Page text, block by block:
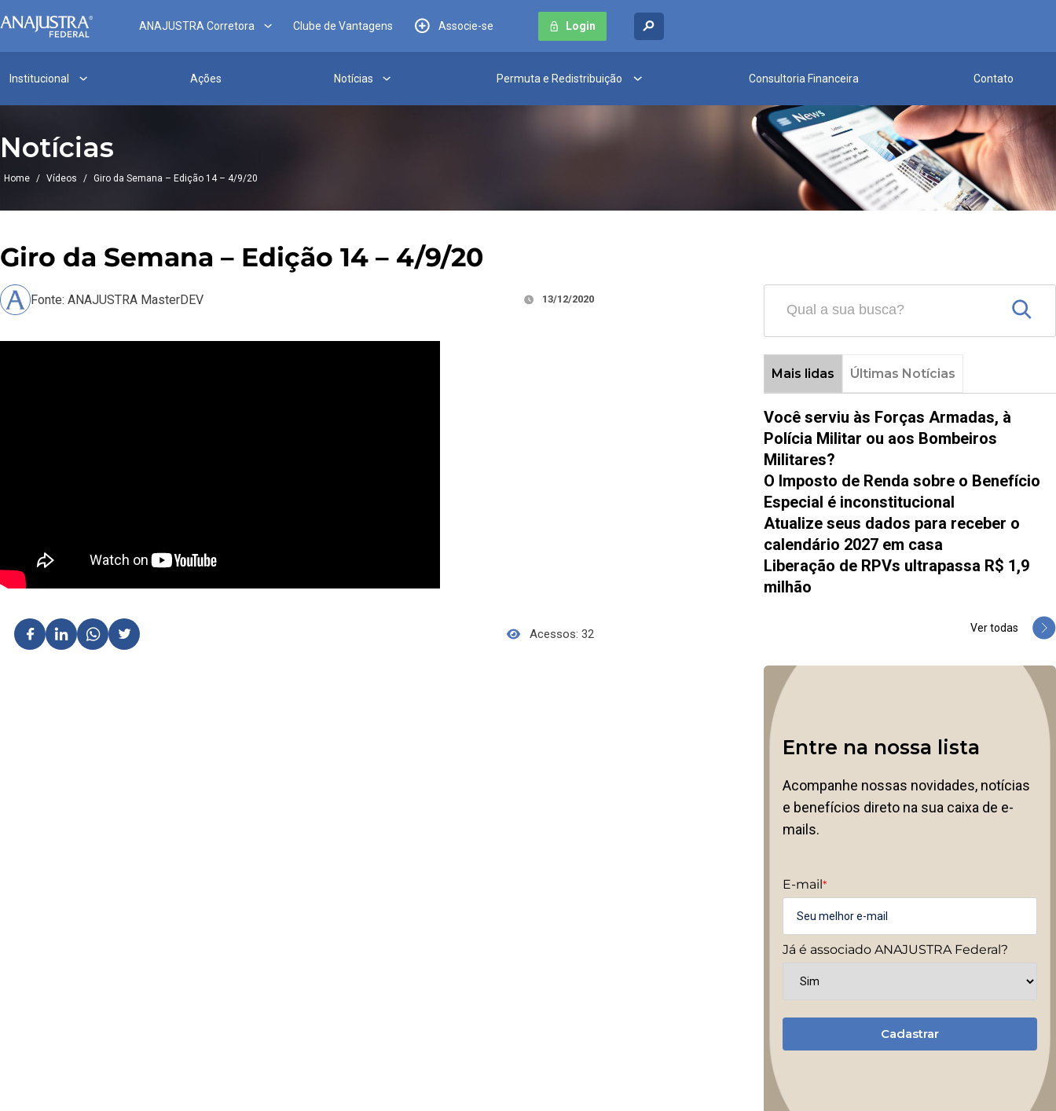
ANAJUSTRA Corretora Clube de Vantagens Associe-se Login
Institucional Ações Notícias Permuta e Redistribuição Consultoria Financeira Contato
Notícias
Home / Vídeos / Giro da Semana – Edição 14 – 4/9/20
Giro da Semana – Edição 14 – 4/9/20
Fonte: ANAJUSTRA MasterDEV 13/12/2020
Acessos: 32
Mais lidas Últimas Notícias
Você serviu às Forças Armadas, à
Polícia Militar ou aos Bombeiros
Militares?
O Imposto de Renda sobre o Benefício
Especial é inconstitucional
Atualize seus dados para receber o
calendário 2027 em casa
Liberação de RPVs ultrapassa R$ 1,9
milhão
Ver todas
Entre na nossa lista
Acompanhe nossas novidades, notícias
e benefícios direto na sua caixa de e-
mails.
E-mail *
Já é associado ANAJUSTRA Federal?
Cadastrar